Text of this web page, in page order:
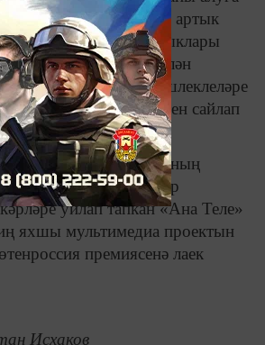
төбәкләреннән 700дән артык
телен һәм Россия халыклары
популярлаштыру белән
һәм җәмәгать эшлеклеләре
советы аларның җидесен сайлап
университетының
багланышлар
уйлап тапкан «Ана Теле»
яхшы мультимедиа проектын
премиясенә лаек
Исхаков